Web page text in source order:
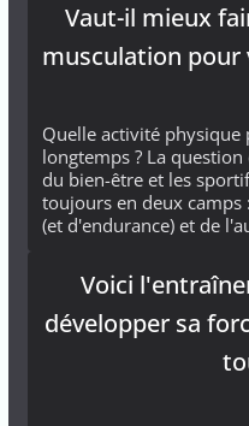
Vaut-il mieux
musculation pour
Quelle activité
longtemps ? La
du bien-être et les
toujours en deux camps
(et d'endurance) et de
Voici
développer sa